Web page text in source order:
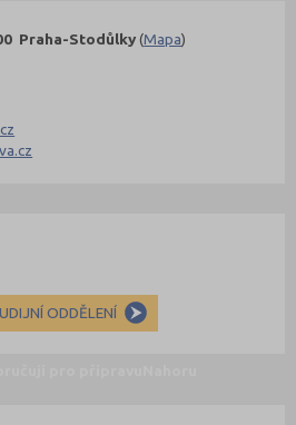
Praha-Stodůlky(Mapa)
ODDĚLENÍ